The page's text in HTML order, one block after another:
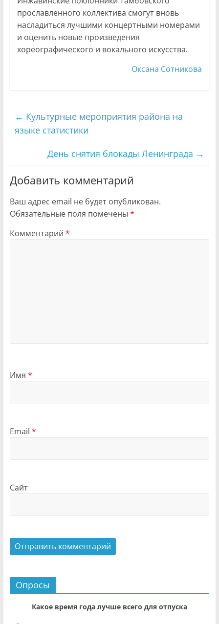
прославленного коллектива смогут вновь
насладиться лучшими концертными номерами
и оценить новые произведения
хореографического и вокального искусства.
Оксана Сотникова
← Культурные мероприятия района на
языке статистики
День снятия блокады Ленинграда →
Добавить комментарий
Ваш адрес email не будет опубликован.
Обязательные поля помечены *
Комментарий *
Имя *
Email *
Сайт
Опросы
Какое время года лучше всего для отпуска